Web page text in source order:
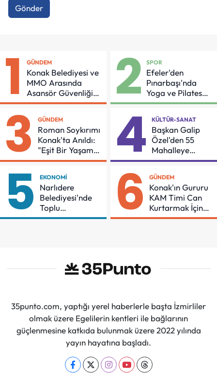
Gönder
1 GÜNDEM
Konak Belediyesi ve
MMO Arasında
Asansör Güvenliği
İçin Önemli Protokol
2 SPOR
Efeler'den
Pınarbaşı'nda
Yoga ve Pilates
Buluşması
3 GÜNDEM
Roman Soykırımı
Konak'ta Anıldı:
"Eşit Bir Yaşam
İçin Mücadeleyi
4 KÜLTÜR-SANAT
Başkan Galip
Özel'den 55
Mahalleye
Çocuk Şenliği
5 EKONOMI
Narlıdere
Belediyesi'nde
Toplu
Sözleşmeye
6 GÜNDEM
Konak'ın Gururu
KAM Timi Can
Kurtarmak İçin
Demir Aldı
35punto.com, yaptığı yerel haberlerle başta İzmirliler
olmak üzere Egelilerin kentleri ile bağlarının
güçlenmesine katkıda bulunmak üzere 2022 yılında
yayın hayatına başladı.